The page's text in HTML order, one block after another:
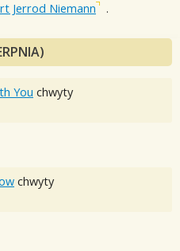
Jerrod Niemann .
You chwyty
chwyty